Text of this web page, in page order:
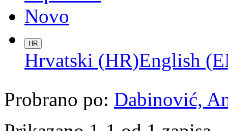
Novo
HR
Hrvatski (HR)English
Probrano po: Dabinović,